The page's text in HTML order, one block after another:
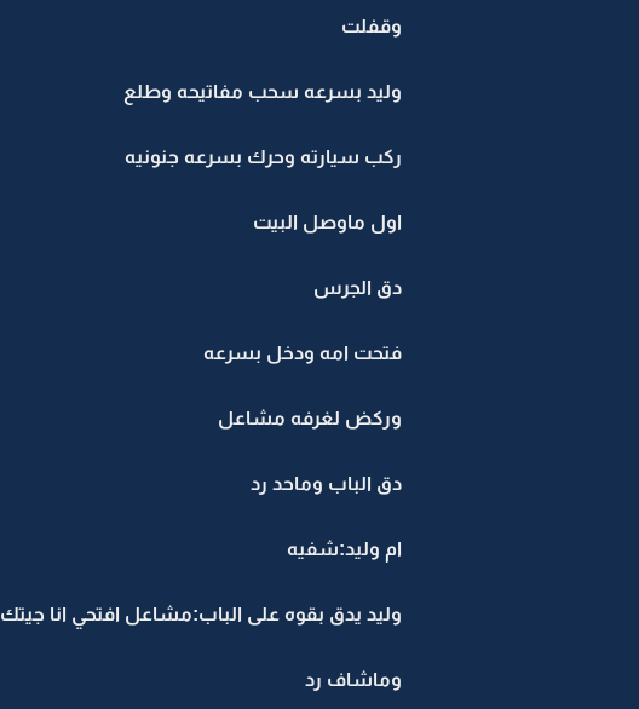
وقفلت
وليد بسرعه سحب مفاتيحه وطلع
ركب سيارته وحرك بسرعه جنونيه
اول ماوصل البيت
دق الجرس
فتحت امه ودخل بسرعه
وركض لغرفه مشاعل
دق الباب وماحد رد
ام وليد:شفيه
وليد يدق بقوه على الباب:مشاعل افتحي انا جيتك
وماشاف رد